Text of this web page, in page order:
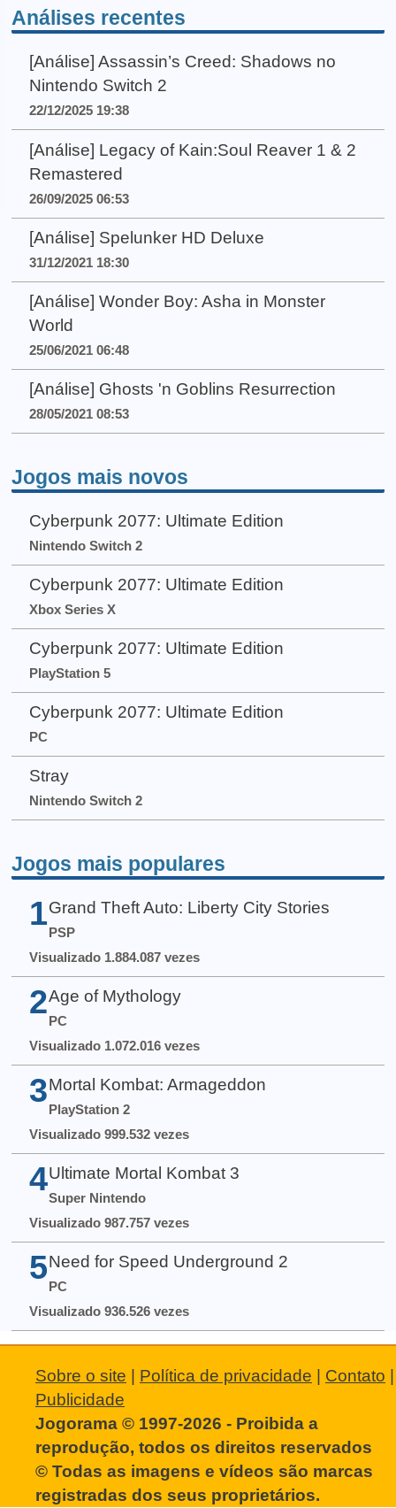
Análises recentes
[Análise] Assassin’s Creed: Shadows no
Nintendo Switch 2
22/12/2025 19:38
[Análise] Legacy of Kain:Soul Reaver 1 & 2
Remastered
26/09/2025 06:53
[Análise] Spelunker HD Deluxe
31/12/2021 18:30
[Análise] Wonder Boy: Asha in Monster
World
25/06/2021 06:48
[Análise] Ghosts 'n Goblins Resurrection
28/05/2021 08:53
Jogos mais novos
Cyberpunk 2077: Ultimate Edition
Nintendo Switch 2
Cyberpunk 2077: Ultimate Edition
Xbox Series X
Cyberpunk 2077: Ultimate Edition
PlayStation 5
Cyberpunk 2077: Ultimate Edition
PC
Stray
Nintendo Switch 2
Jogos mais populares
1 Grand Theft Auto: Liberty City Stories
PSP
Visualizado 1.884.087 vezes
2 Age of Mythology
PC
Visualizado 1.072.016 vezes
3 Mortal Kombat: Armageddon
PlayStation 2
Visualizado 999.532 vezes
4 Ultimate Mortal Kombat 3
Super Nintendo
Visualizado 987.757 vezes
5 Need for Speed Underground 2
PC
Visualizado 936.526 vezes
Sobre o site | Política de privacidade | Contato |
Publicidade
Jogorama © 1997-2026 - Proibida a
reprodução, todos os direitos reservados
© Todas as imagens e vídeos são marcas
registradas dos seus proprietários.